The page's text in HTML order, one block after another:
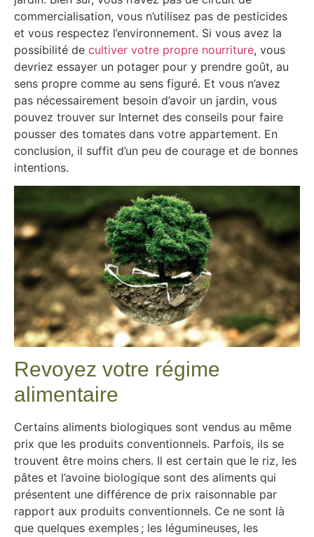
commercialisation, vous n’utilisez pas de pesticides
et vous respectez l’environnement. Si vous avez la
possibilité de cultiver votre propre nourriture, vous
devriez essayer un potager pour y prendre goût, au
sens propre comme au sens figuré. Et vous n’avez
pas nécessairement besoin d’avoir un jardin, vous
pouvez trouver sur Internet des conseils pour faire
pousser des tomates dans votre appartement. En
conclusion, il suffit d’un peu de courage et de bonnes
intentions.
Revoyez votre régime
alimentaire
Certains aliments biologiques sont vendus au même
prix que les produits conventionnels. Parfois, ils se
trouvent être moins chers. Il est certain que le riz, les
pâtes et l’avoine biologique sont des aliments qui
présentent une différence de prix raisonnable par
rapport aux produits conventionnels. Ce ne sont là
que quelques exemples ; les légumineuses, les